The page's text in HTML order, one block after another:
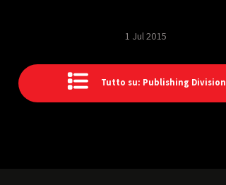
1 Jul 2015
Tutto su: Publishing Division